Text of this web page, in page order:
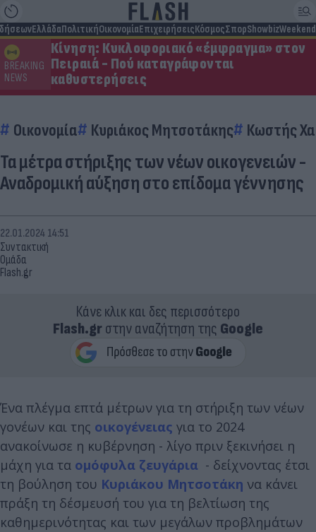
ΕλλάδαΠολιτικήΟικονομίαΕπιχειρήσειςΚόσμοςΣπορShowbizWeekend
BREAKING
NEWS
Κίνηση: Κυκλοφοριακό «έμφραγμα» στον
Πειραιά - Πού καταγράφονται
καθυστερήσεις
Οικονομία Κυριάκος Μητσοτάκης Κωστής
Τα μέτρα στήριξης των νέων οικογενειών -
Αναδρομική αύξηση στο επίδομα γέννησης
Συντακτική
Ομάδα
Flash.gr
22.01.2024 14:51
Κάνε κλικ και δες περισσότερο
Flash.grστην αναζήτηση της Google
Ένα πλέγμα επτά μέτρων για τη στήριξη των νέων
γονέων και της οικογένειας για το 2024
ανακοίνωσε η κυβέρνηση - λίγο πριν ξεκινήσει η
μάχη για τα ομόφυλα ζευγάρια - δείχνοντας έτσι
τη βούληση του Κυριάκου Μητσοτάκη να κάνει
πράξη τη δέσμευσή του για τη βελτίωση της
καθημερινότητας και των μεγάλων προβλημάτων